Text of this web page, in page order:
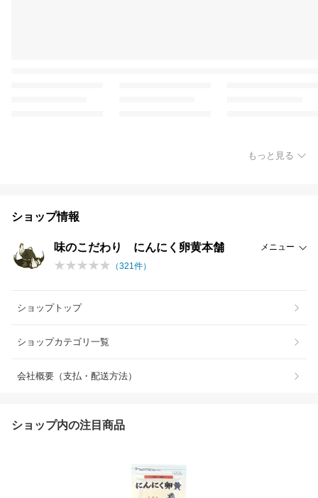
もっと見る
ショップ情報
味のこだわり にんにく卵黄本舗
メニュー
（321件）
ショップトップ
ショップカテゴリ一覧
会社概要（支払・配送方法）
ショップ内の注目商品